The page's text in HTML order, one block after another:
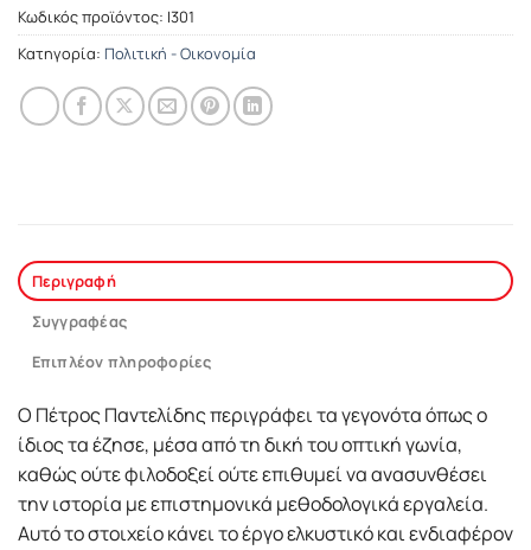
Κωδικός προϊόντος: Ι301
Κατηγορία: Πολιτική - Οικονομία
Περιγραφή
Συγγραφέας
Επιπλέον πληροφορίες
Ο Πέτρος Παντελίδης περιγράφει τα γεγονότα όπως ο
ίδιος τα έζησε, μέσα από τη δική του οπτική γωνία,
καθώς ούτε φιλοδοξεί ούτε επιθυμεί να ανασυνθέσει
την ιστορία με επιστημονικά μεθοδολογικά εργαλεία.
Αυτό το στοιχείο κάνει το έργο ελκυστικό και ενδιαφέρον